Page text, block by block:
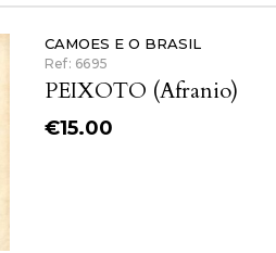
CAMOES E O BRASIL
Ref: 6695
PEIXOTO (Afranio)
€15.00